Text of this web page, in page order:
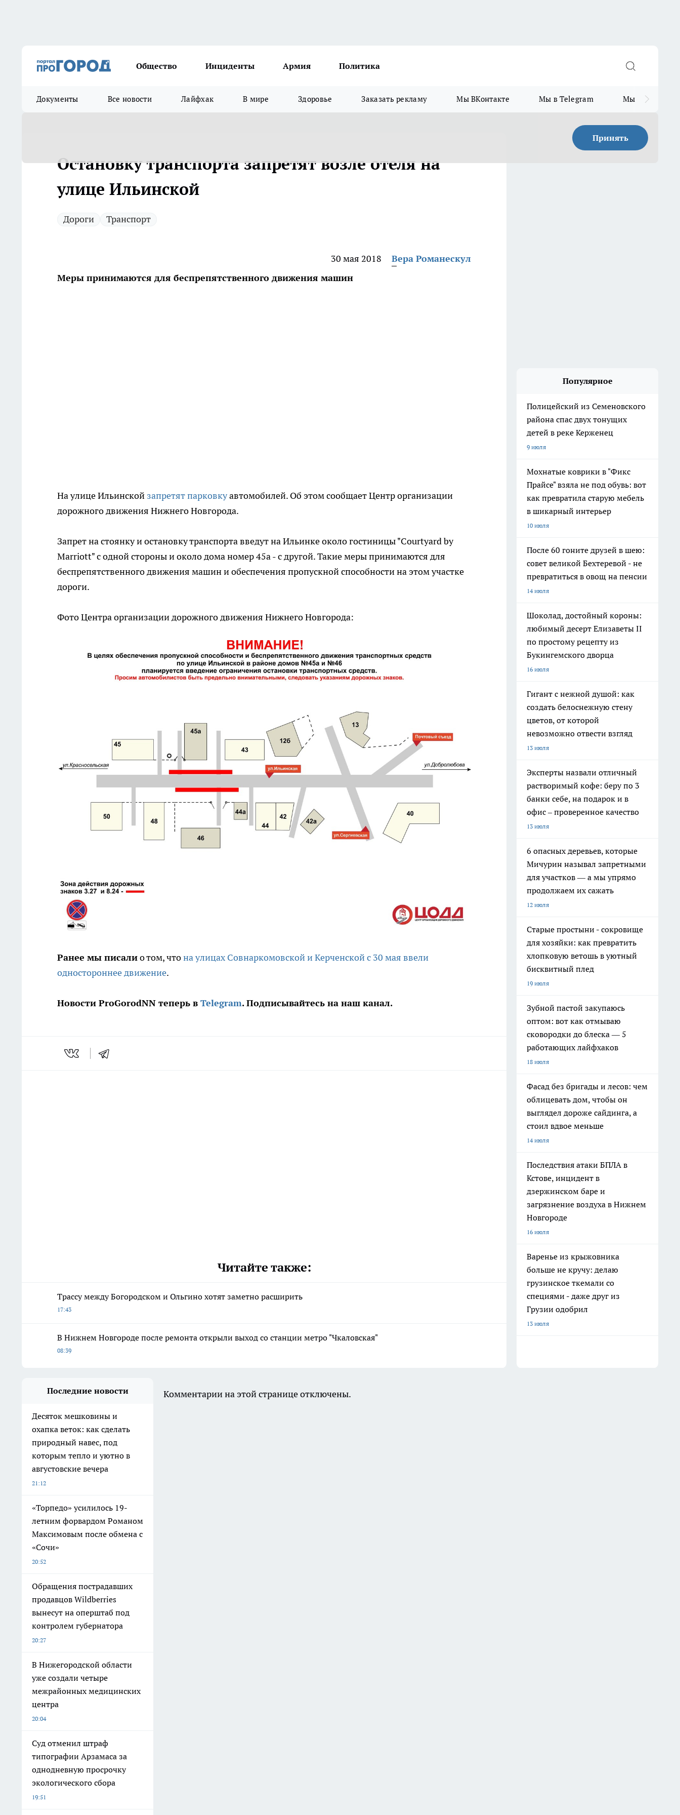
Общество Инциденты Армия Политика
Документы Все новости Лайфхак В мире Здоровье Заказать рекламу Мы ВКонтакте Мы в Telegram Мы в MAX
Принять
Остановку транспорта запретят возле отеля на
улице Ильинской
Дороги Транспорт
30 мая 2018
Вера Романескул
Меры принимаются для беспрепятственного движения машин
На улице Ильинской запретят парковкуавтомобилей. Об этом сообщает Центр организации
дорожного движения Нижнего Новгорода.
Запрет на стоянку и остановку транспорта введут на Ильинке около гостиницы "Courtyard by
Marriott" с одной стороны и около дома номер 45а - с другой. Такие меры принимаются для
беспрепятственного движения машин и обеспечения пропускной способности на этом участке
дороги.
Фото Центра организации дорожного движения Нижнего Новгорода:
Ранее мы писалио том, чтона улицах Совнаркомовской и Керченской с 30 мая ввели
одностороннее движение.
Новости ProGorodNN теперь в Telegram. Подписывайтесь на наш канал.
Читайте также:
Трассу между Богородском и Ольгино хотят заметно расширить
17:43
В Нижнем Новгороде после ремонта открыли выход со станции метро "Чкаловская"
08:39
Популярное
Полицейский из Семеновского
района спас двух тонущих
детей в реке Керженец
9 июля
Мохнатые коврики в "Фикс
Прайсе" взяла не под обувь: вот
как превратила старую мебель
в шикарный интерьер
10 июля
После 60 гоните друзей в шею:
совет великой Бехтеревой - не
превратиться в овощ на пенсии
14 июля
Шоколад, достойный короны:
любимый десерт Елизаветы II
по простому рецепту из
Букингемского дворца
16 июля
Гигант с нежной душой: как
создать белоснежную стену
цветов, от которой
невозможно отвести взгляд
13 июля
Эксперты назвали отличный
растворимый кофе: беру по 3
банки себе, на подарок и в
офис – проверенное качество
13 июля
6 опасных деревьев, которые
Мичурин называл запретными
для участков — а мы упрямо
продолжаем их сажать
12 июля
Старые простыни - сокровище
для хозяйки: как превратить
хлопковую ветошь в уютный
бисквитный плед
19 июля
Зубной пастой закупаюсь
оптом: вот как отмываю
сковородки до блеска — 5
работающих лайфхаков
18 июля
Фасад без бригады и лесов: чем
облицевать дом, чтобы он
выглядел дороже сайдинга, а
стоил вдвое меньше
14 июля
Последствия атаки БПЛА в
Кстове, инцидент в
дзержинском баре и
загрязнение воздуха в Нижнем
Новгороде
16 июля
Варенье из крыжовника
больше не кручу: делаю
грузинское ткемали со
специями - даже друг из
Грузии одобрил
13 июля
Последние новости
Десяток мешковины и
охапка веток: как сделать
природный навес, под
которым тепло и уютно в
августовские вечера
21:12
«Торпедо» усилилось 19-
летним форвардом Романом
Максимовым после обмена с
«Сочи»
20:52
Обращения пострадавших
продавцов Wildberries
вынесут на оперштаб под
контролем губернатора
20:27
В Нижегородской области
уже создали четыре
межрайонных медицинских
центра
20:04
Суд отменил штраф
типографии Арзамаса за
однодневную просрочку
экологического сбора
19:51
Комментарии на этой странице отключены.